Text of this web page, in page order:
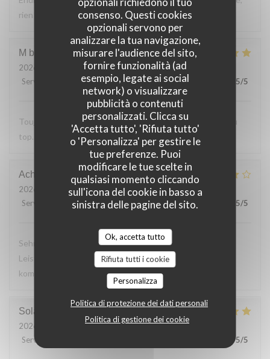
consenso. Questi cookies
opzionali servono per
analizzare la tua navigazione,
misurare l'audience del sito,
fornire funzionalità (ad
esempio, legate ai social
network) o visualizzare
pubblicità o contenuti
personalizzati. Clicca su
'Accetta tutto', 'Rifiuta tutto'
o 'Personalizza' per gestire le
tue preferenze. Puoi
modificare le tue scelte in
qualsiasi momento cliccando
sull'icona del cookie in basso a
sinistra delle pagine del sito.
Ok, accetta tutto
Rifiuta tutti i cookie
Personalizza
Politica di protezione dei dati personali
Politica di gestione dei cookie
rien a reprocher sur les plats.
M bouchon
2026-07-24
- 19:30 - Ospiti 2
Servizio
Atmosfera:5/5 Cucina :5 /5 Qualità / Prezzo 5/5
Toujours Aussi bon avec les produits locaux, l'accueil et au
top. Lo
Achim
2026-07-24
- 19:30 - Ospiti 2
Servizio
Atmosfera : 4/5 Cucina: 4 /5 Qualità / Prezzo 5/5
Sehr leckeres 3 Gang Menü mit guten Preis
Leistungsverhältnis. Nettes freundliches Personal Wir
kommen gerne wieder
Solange
2026-07-24
- 13:30 - Ospiti 2
Servizio
5/5